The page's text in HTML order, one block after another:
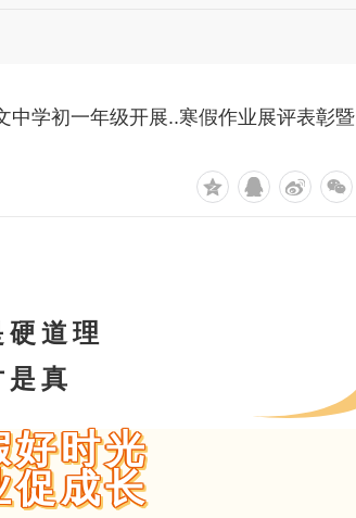
学初一年级开展..寒假作业展评表彰暨
道理
是真
好时光
促成长